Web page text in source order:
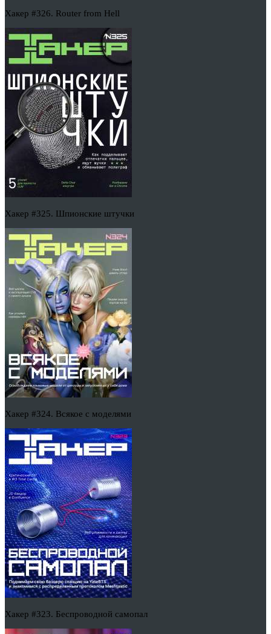
Хакер #326. Router from Hell
Хакер #325. Шпионские штучки
Хакер #324. Всякое с моделями
Хакер #323. Беспроводной самопал